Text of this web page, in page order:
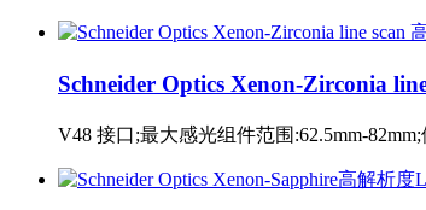
Schneider Optics Xenon-Zirconia
V48 接口;最大感光组件范围:62.5mm-